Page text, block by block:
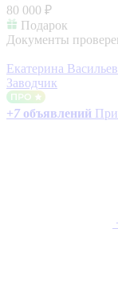
80 000 ₽
Подарок
Документы
Екатерина
Заводчик
+7 объявлений